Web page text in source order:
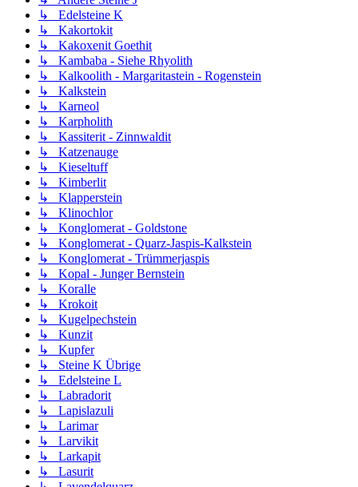
↳ Edelsteine K
↳ Kakortokit
↳ Kakoxenit Goethit
↳ Kambaba - Siehe Rhyolith
↳ Kalkoolith - Margaritastein - Rogenstein
↳ Kalkstein
↳ Karneol
↳ Karpholith
↳ Kassiterit - Zinnwaldit
↳ Katzenauge
↳ Kieseltuff
↳ Kimberlit
↳ Klapperstein
↳ Klinochlor
↳ Konglomerat - Goldstone
↳ Konglomerat - Quarz-Jaspis-Kalkstein
↳ Konglomerat - Trümmerjaspis
↳ Kopal - Junger Bernstein
↳ Koralle
↳ Krokoit
↳ Kugelpechstein
↳ Kunzit
↳ Kupfer
↳ Steine K Übrige
↳ Edelsteine L
↳ Labradorit
↳ Lapislazuli
↳ Larimar
↳ Larvikit
↳ Larkapit
↳ Lasurit